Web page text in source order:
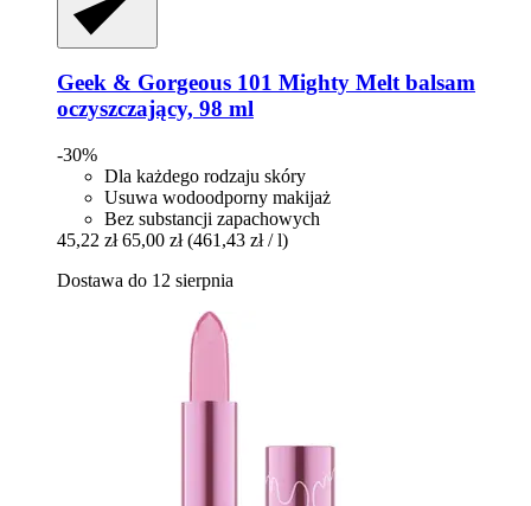
Geek & Gorgeous 101 Mighty Melt balsam
oczyszczający, 98 ml
-30%
Dla każdego rodzaju skóry
Usuwa wodoodporny makijaż
Bez substancji zapachowych
45,22 zł 65,00 zł (461,43 zł / l)
Dostawa do 12 sierpnia